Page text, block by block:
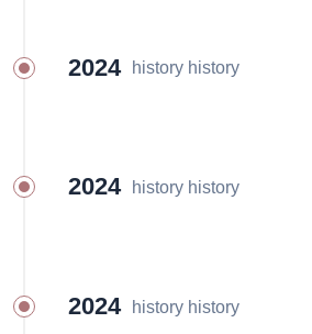
2024 history history
2024 history history
2024 history history